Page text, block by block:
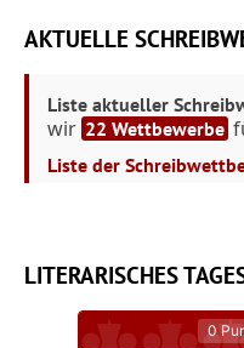
AKTUELLE
Liste aktueller
wir 22 Wettbewerbe
Liste der
LITERARISCHES
0